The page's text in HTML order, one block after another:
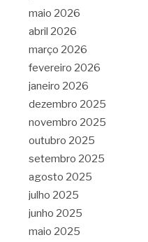
maio 2026
abril 2026
março 2026
fevereiro 2026
janeiro 2026
dezembro 2025
novembro 2025
outubro 2025
setembro 2025
agosto 2025
julho 2025
junho 2025
maio 2025